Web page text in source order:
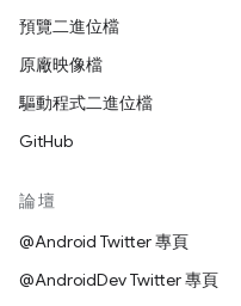
預覽二進位檔
原廠映像檔
驅動程式二進位檔
GitHub
論壇
@Android Twitter 專頁
@AndroidDev Twitter 專頁